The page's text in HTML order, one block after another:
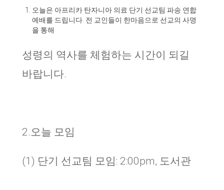
오늘은 아프리카 탄자니아 의료 단기 선교팀 파송 연합
예배를 드립니다 전 교인들이 한마음으로 선교의 사명
을 통해
성령의 역사를 체험하는 시간이 되길
바랍니다.
2.오늘 모임
(1) 단기 선교팀 모임: 2:00pm, 도서관